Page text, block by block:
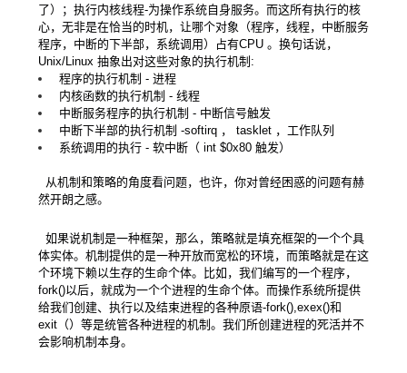
了）；执行内核线程-为操作系统自身服务。而这所有执行的核
心，无非是在恰当的时机，让哪个对象（程序，线程，中断服务
程序，中断的下半部，系统调用）占有CPU 。换句话说，
Unix/Linux 抽象出对这些对象的执行机制:
程序的执行机制 - 进程
内核函数的执行机制 - 线程
中断服务程序的执行机制 - 中断信号触发
中断下半部的执行机制 -softirq ， tasklet ，工作队列
系统调用的执行 - 软中断（ int $0x80 触发）
从机制和策略的角度看问题，也许，你对曾经困惑的问题有赫
然开朗之感。
如果说机制是一种框架，那么，策略就是填充框架的一个个具
体实体。机制提供的是一种开放而宽松的环境，而策略就是在这
个环境下赖以生存的生命个体。比如，我们编写的一个程序，
fork()以后，就成为一个个进程的生命个体。而操作系统所提供
给我们创建、执行以及结束进程的各种原语-fork(),exex()和
exit（）等是统管各种进程的机制。我们所创建进程的死活并不
会影响机制本身。